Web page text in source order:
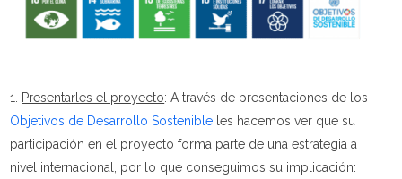
Presentarles el proyecto: A través de presentaciones de los
Objetivos de Desarrollo Sostenible les hacemos ver que su
participación en el proyecto forma parte de una estrategia a
nivel internacional, por lo que conseguimos su implicación: